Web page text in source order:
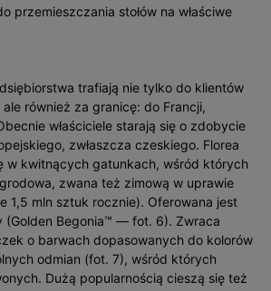
przemieszczania stołów na właściwe
trafiają nie tylko do klientów
ale również za granicę: do Francji,
właściciele starają się o zdobycie
zwłaszcza czeskiego. Florea
w kwitnących gatunkach, wśród których
zwana też zimową w uprawie
1,5 mln sztuk rocznie). Oferowana jest
(Golden Begonia™ — fot. 6). Zwraca
o barwach dopasowanych do kolorów
odmian (fot. 7), wśród których
Dużą popularnością cieszą się też